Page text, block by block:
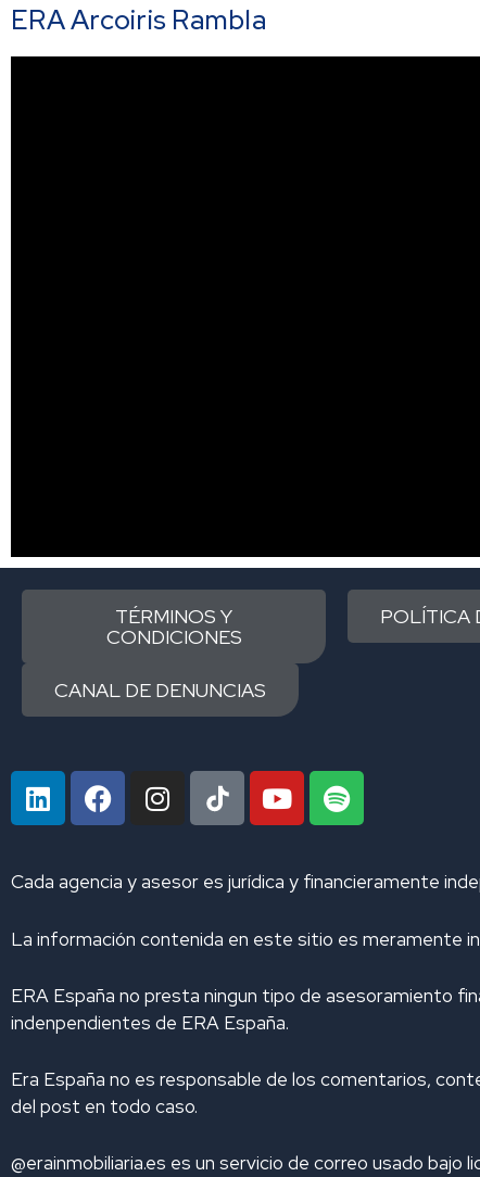
ERA Arcoiris Rambla
TÉRMINOS Y
CONDICIONES
CANAL DE DENUNCIAS
POLÍTICA
L
i
k
e
i
F
a
b
o
I
n
a
r
m
Y
o
u
e
S
p
i
y
Cada agencia y asesor es jurídica y financieramente
La información contenida en este sitio es meramente
ERA España no presta ningun tipo de asesoramiento
indenpendientes de ERA España.
Era España no es responsable de los comentarios,
del post en todo caso.
@erainmobiliaria.es es un servicio de correo usado